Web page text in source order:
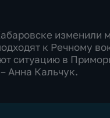
изменили
к Речному
ситуацию в
Анна Кальчук.